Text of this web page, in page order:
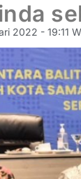
2022 - 19:11